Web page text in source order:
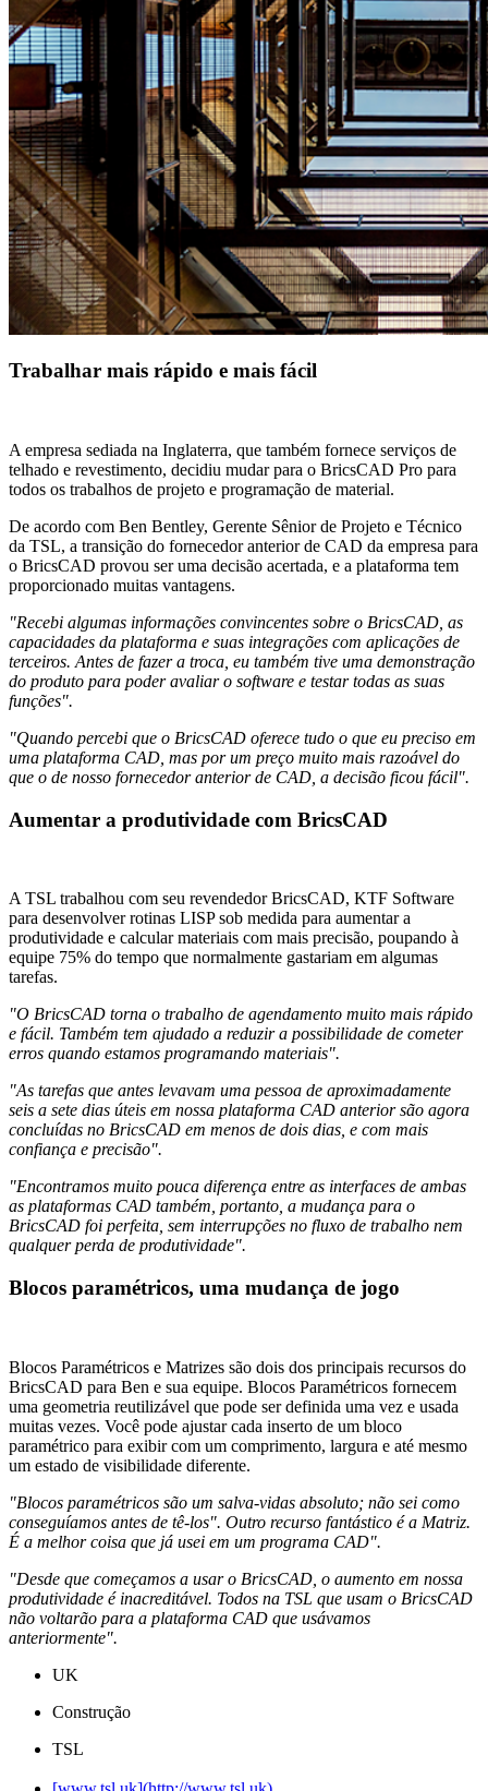
Trabalhar mais rápido e mais fácil
A empresa sediada na Inglaterra, que também fornece serviços de
telhado e revestimento, decidiu mudar para o BricsCAD Pro para
todos os trabalhos de projeto e programação de material.
De acordo com Ben Bentley, Gerente Sênior de Projeto e Técnico
da TSL, a transição do fornecedor anterior de CAD da empresa para
o BricsCAD provou ser uma decisão acertada, e a plataforma tem
proporcionado muitas vantagens.
"Recebi algumas informações convincentes sobre o BricsCAD, as
capacidades da plataforma e suas integrações com aplicações de
terceiros. Antes de fazer a troca, eu também tive uma demonstração
do produto para poder avaliar o software e testar todas as suas
funções".
"Quando percebi que o BricsCAD oferece tudo o que eu preciso em
uma plataforma CAD, mas por um preço muito mais razoável do
que o de nosso fornecedor anterior de CAD, a decisão ficou fácil".
Aumentar a produtividade com BricsCAD
A TSL trabalhou com seu revendedor BricsCAD, KTF Software
para desenvolver rotinas LISP sob medida para aumentar a
produtividade e calcular materiais com mais precisão, poupando à
equipe 75% do tempo que normalmente gastariam em algumas
tarefas.
"O BricsCAD torna o trabalho de agendamento muito mais rápido
e fácil. Também tem ajudado a reduzir a possibilidade de cometer
erros quando estamos programando materiais".
"As tarefas que antes levavam uma pessoa de aproximadamente
seis a sete dias úteis em nossa plataforma CAD anterior são agora
concluídas no BricsCAD em menos de dois dias, e com mais
confiança e precisão".
"Encontramos muito pouca diferença entre as interfaces de ambas
as plataformas CAD também, portanto, a mudança para o
BricsCAD foi perfeita, sem interrupções no fluxo de trabalho nem
qualquer perda de produtividade".
Blocos paramétricos, uma mudança de jogo
Blocos Paramétricos e Matrizes são dois dos principais recursos do
BricsCAD para Ben e sua equipe. Blocos Paramétricos fornecem
uma geometria reutilizável que pode ser definida uma vez e usada
muitas vezes. Você pode ajustar cada inserto de um bloco
paramétrico para exibir com um comprimento, largura e até mesmo
um estado de visibilidade diferente.
"Blocos paramétricos são um salva-vidas absoluto; não sei como
conseguíamos antes de tê-los". Outro recurso fantástico é a Matriz.
É a melhor coisa que já usei em um programa CAD".
"Desde que começamos a usar o BricsCAD, o aumento em nossa
produtividade é inacreditável. Todos na TSL que usam o BricsCAD
não voltarão para a plataforma CAD que usávamos
anteriormente".
UK
Construção
TSL